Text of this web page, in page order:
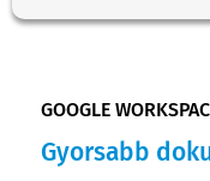
GOOGLE
Gyorsabb